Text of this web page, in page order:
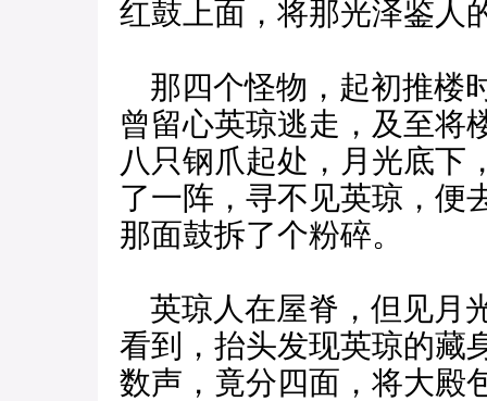
红鼓上面，将那光泽鉴人
那四个怪物，起初推楼
曾留心英琼逃走，及至将
八只钢爪起处，月光底下
了一阵，寻不见英琼，便
那面鼓拆了个粉碎。
英琼人在屋脊，但见月
看到，抬头发现英琼的藏
数声，竟分四面，将大殿